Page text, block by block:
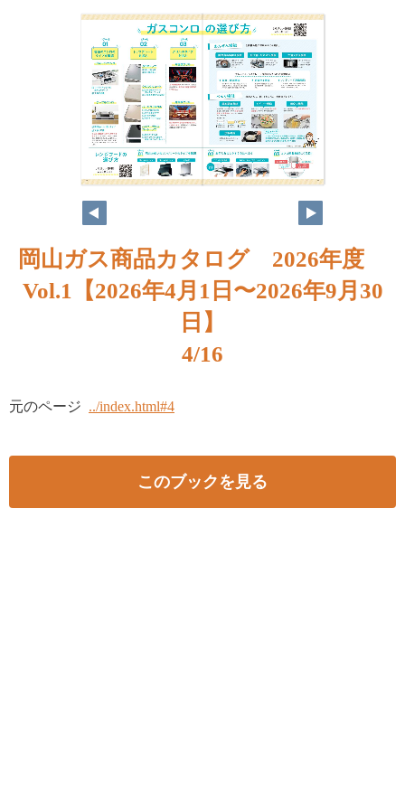
岡山ガス商品カタログ 2026年度
Vol.1【2026年4月1日〜2026年9月30
日】
4/16
元のページ ../index.html#4
このブックを見る